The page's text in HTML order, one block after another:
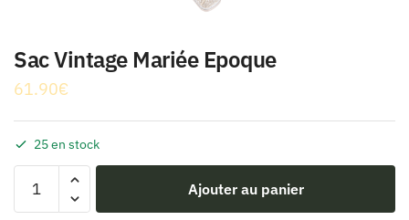
Sac Vintage Mariée Epoque
61.90€
25 en stock
Ajouter au panier